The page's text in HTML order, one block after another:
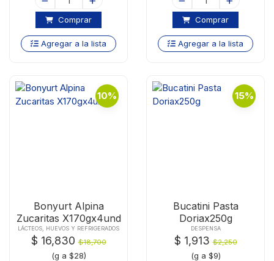
Comprar
Agregar a la lista
Comprar
Agregar a la lista
10%
Bonyurt Alpina
Zucaritas X170gx4und
LÁCTEOS, HUEVOS Y REFRIGERADOS
$ 16,830$18,700
(g a $28)
15%
Bucatini Pasta
Doriax250g
DESPENSA
$ 1,913$2,250
(g a $9)